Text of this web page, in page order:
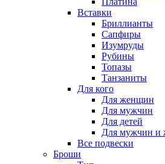
Вставки
Бриллианты
Сапфиры
Изумруды
Рубины
Топазы
Танзаниты
Для кого
Для женщин
Для мужчин
Для детей
Для мужчин и
Все подвески
Броши